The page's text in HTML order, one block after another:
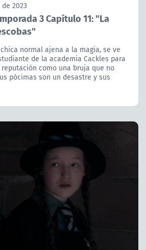
2023
3 Capítulo 11: "La
normal ajena a la magia, se ve
de la academia Cackles para
como una bruja que no
pócimas son un desastre y sus